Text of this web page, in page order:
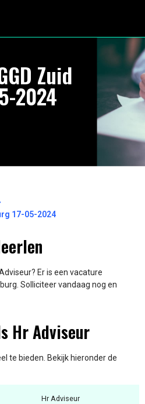
Zuid
2024
17-05-2024
Er is een vacature
Solliciteer vandaag nog en
Hr Adviseur
te bieden. Bekijk hieronder de
Hr Adviseur